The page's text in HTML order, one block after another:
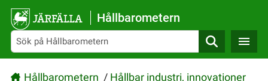
Gå direkt till sidans innehåll
Hållbarometern
Sök
Hållbarometern / Hållbar industri, innovationer